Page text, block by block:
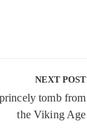
NEXT POST
tomb from
the Viking Age